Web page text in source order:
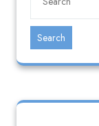
Search